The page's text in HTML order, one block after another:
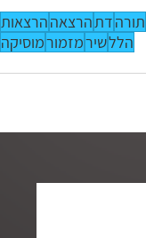
תורהדתהרצאההרצאות
הללשירמזמורמוסיקה